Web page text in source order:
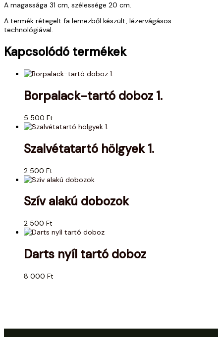
A magassága 31 cm, szélessége 20 cm.
A termék rétegelt fa lemezből készült, lézervágásos
technológiával.
Kapcsolódó termékek
Borpalack-tartó doboz 1.
5 500 Ft
Szalvétatartó hölgyek 1.
2 500 Ft
Szív alakú dobozok
2 500 Ft
Darts nyíl tartó doboz
8 000 Ft